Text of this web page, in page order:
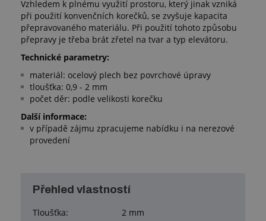
Vzhledem k plnému využití prostoru, který jinak vzniká
při použití konvenčních korečků, se zvyšuje kapacita
přepravovaného materiálu. Při použití tohoto způsobu
přepravy je třeba brát zřetel na tvar a typ elevátoru.
Technické parametry:
materiál: ocelový plech bez povrchové úpravy
tloušťka: 0,9 - 2 mm
počet děr: podle velikosti korečku
Další informace:
v případě zájmu zpracujeme nabídku i na nerezové
provedení
Přehled vlastností
Tloušťka:
2 mm